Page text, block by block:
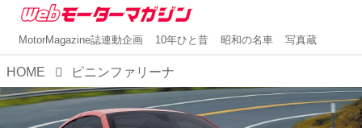
MotorMagazine誌連動企画 10年ひと昔 昭和の名車 写真蔵
HOME ピニンファリーナ